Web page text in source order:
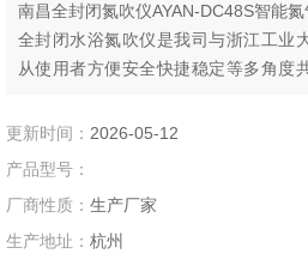
南昌全封闭氮吹仪AYAN-DC48S智能氮
全封闭水浴氮吹仪是我司与浙江工业
从使用者方便安全快捷稳定等多角度
更新时间： 2026-05-12
产品型号：
厂商性质： 生产厂家
生产地址： 杭州